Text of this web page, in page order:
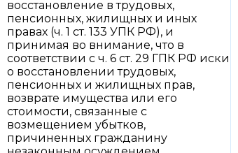
восстановление в трудовых,
пенсионных, жилищных и иных
правах (ч. 1 ст. 133 УПК РФ), и
принимая во внимание, что в
соответствии с ч. 6 ст. 29 ГПК РФ иски
о восстановлении трудовых,
пенсионных и жилищных прав,
возврате имущества или его
стоимости, связанные с
возмещением убытков,
причиненных гражданину